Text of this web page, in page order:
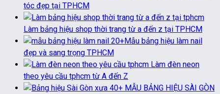
tóc đẹp tại TPHCM
Làm bảng hiệu shop thời trang từ a đến z tại TPHCM
20+Mẫu bảng hiệu làm nail
đẹp và sang trọng TPHCM
Làm đèn neon
theo yêu cầu tphcm từ A đến Z
40+ MẪU BẢNG HIỆU SÀI GÒN